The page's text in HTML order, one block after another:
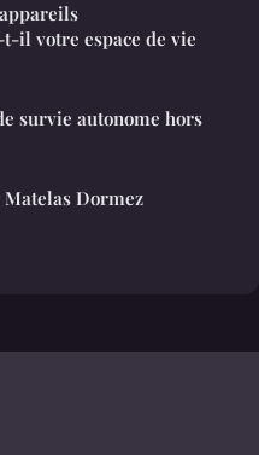
il votre espace de vie
survie autonome hors
Matelas Dormez